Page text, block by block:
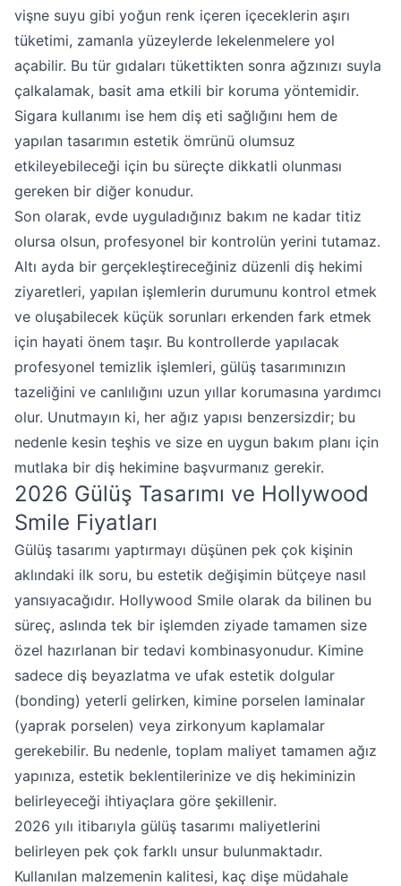
vişne suyu gibi yoğun renk içeren içeceklerin aşırı
tüketimi, zamanla yüzeylerde lekelenmelere yol
açabilir. Bu tür gıdaları tükettikten sonra ağzınızı suyla
çalkalamak, basit ama etkili bir koruma yöntemidir.
Sigara kullanımı ise hem diş eti sağlığını hem de
yapılan tasarımın estetik ömrünü olumsuz
etkileyebileceği için bu süreçte dikkatli olunması
gereken bir diğer konudur.
Son olarak, evde uyguladığınız bakım ne kadar titiz
olursa olsun, profesyonel bir kontrolün yerini tutamaz.
Altı ayda bir gerçekleştireceğiniz düzenli diş hekimi
ziyaretleri, yapılan işlemlerin durumunu kontrol etmek
ve oluşabilecek küçük sorunları erkenden fark etmek
için hayati önem taşır. Bu kontrollerde yapılacak
profesyonel temizlik işlemleri, gülüş tasarımınızın
tazeliğini ve canlılığını uzun yıllar korumasına yardımcı
olur. Unutmayın ki, her ağız yapısı benzersizdir; bu
nedenle kesin teşhis ve size en uygun bakım planı için
mutlaka bir diş hekimine başvurmanız gerekir.
2026 Gülüş Tasarımı ve Hollywood
Smile Fiyatları
Gülüş tasarımı yaptırmayı düşünen pek çok kişinin
aklındaki ilk soru, bu estetik değişimin bütçeye nasıl
yansıyacağıdır. Hollywood Smile olarak da bilinen bu
süreç, aslında tek bir işlemden ziyade tamamen size
özel hazırlanan bir tedavi kombinasyonudur. Kimine
sadece diş beyazlatma ve ufak estetik dolgular
(bonding) yeterli gelirken, kimine porselen laminalar
(yaprak porselen) veya zirkonyum kaplamalar
gerekebilir. Bu nedenle, toplam maliyet tamamen ağız
yapınıza, estetik beklentilerinize ve diş hekiminizin
belirleyeceği ihtiyaçlara göre şekillenir.
2026 yılı itibarıyla gülüş tasarımı maliyetlerini
belirleyen pek çok farklı unsur bulunmaktadır.
Kullanılan malzemenin kalitesi, kaç dişe müdahale